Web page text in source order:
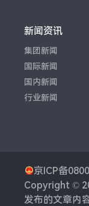
新闻资讯
集团新闻
国际新闻
国内新闻
行业新闻
京ICP备
Copyright ©
发布的文章内